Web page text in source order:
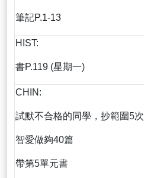
筆記P.1-13
HIST:
書P.119 (星期一)
CHIN:
試默不合格的同學，抄範圍5次
智愛做夠40篇
帶第5單元書